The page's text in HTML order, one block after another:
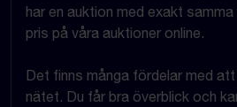
har en auktion med exakt
pris på våra auktioner online.
Det finns många fördelar med
nätet. Du får bra överblick och